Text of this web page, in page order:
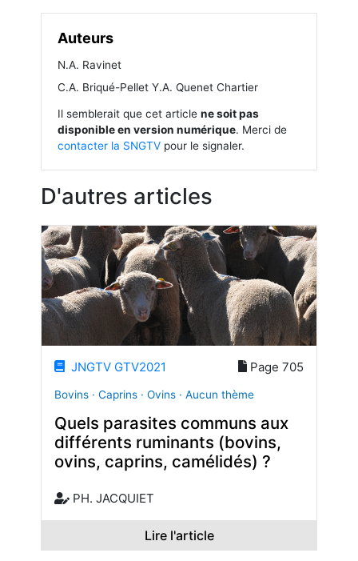
Auteurs
N.A. Ravinet
C.A. Briqué-Pellet Y.A. Quenet Chartier
Il semblerait que cet article ne soit pas
disponible en version numérique. Merci de
contacter la SNGTV pour le signaler.
D'autres articles
JNGTV GTV2021 Page 705
Bovins · Caprins · Ovins · Aucun thème
Quels parasites communs aux
différents ruminants (bovins,
ovins, caprins, camélidés) ?
PH. JACQUIET
Lire l'article